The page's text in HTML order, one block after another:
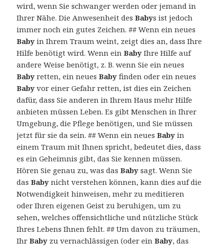
wird, wenn Sie schwanger werden oder jemand in
Ihrer Nähe. Die Anwesenheit desBabys ist jedoch
immer noch ein gutes Zeichen. ## Wenn ein neues
Baby in Ihrem Traum weint, zeigt dies an, dass Ihre
Hilfe benötigt wird. Wenn einBaby Ihre Hilfe auf
andere Weise benötigt, z. B. wenn Sie ein neues
Baby retten, ein neuesBaby finden oder ein neues
Baby vor einer Gefahr retten, ist dies ein Zeichen
dafür, dass Sie anderen in Ihrem Haus mehr Hilfe
anbieten müssen Leben. Es gibt Menschen in Ihrer
Umgebung, die Pflege benötigen, und Sie müssen
jetzt für sie da sein. ## Wenn ein neuesBaby in
einem Traum mit Ihnen spricht, bedeutet dies, dass
es ein Geheimnis gibt, das Sie kennen müssen.
Hören Sie genau zu, was dasBaby sagt. Wenn Sie
dasBaby nicht verstehen können, kann dies auf die
Notwendigkeit hinweisen, mehr zu meditieren
oder Ihren eigenen Geist zu beruhigen, um zu
sehen, welches offensichtliche und nützliche Stück
Ihres Lebens Ihnen fehlt. ## Um davon zu träumen,
IhrBaby zu vernachlässigen (oder einBaby, das